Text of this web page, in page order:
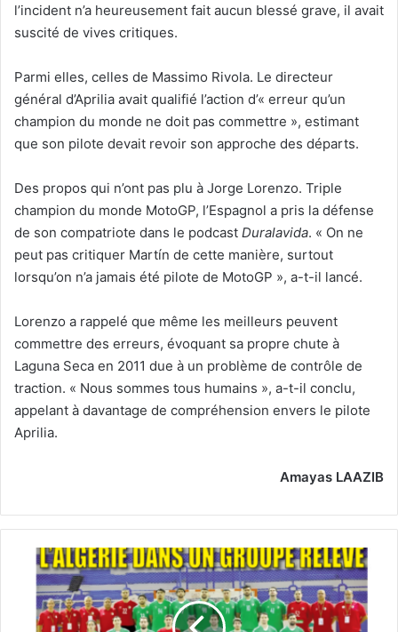
l’incident n’a heureusement fait aucun blessé grave, il avait
suscité de vives critiques.
Parmi elles, celles de Massimo Rivola. Le directeur
général d’Aprilia avait qualifié l’action d’« erreur qu’un
champion du monde ne doit pas commettre », estimant
que son pilote devait revoir son approche des départs.
Des propos qui n’ont pas plu à Jorge Lorenzo. Triple
champion du monde MotoGP, l’Espagnol a pris la défense
de son compatriote dans le podcast Duralavida. « On ne
peut pas critiquer Martín de cette manière, surtout
lorsqu’on n’a jamais été pilote de MotoGP », a-t-il lancé.
Lorenzo a rappelé que même les meilleurs peuvent
commettre des erreurs, évoquant sa propre chute à
Laguna Seca en 2011 due à un problème de contrôle de
traction. « Nous sommes tous humains », a-t-il conclu,
appelant à davantage de compréhension envers le pilote
Aprilia.
Amayas LAAZIB
2026